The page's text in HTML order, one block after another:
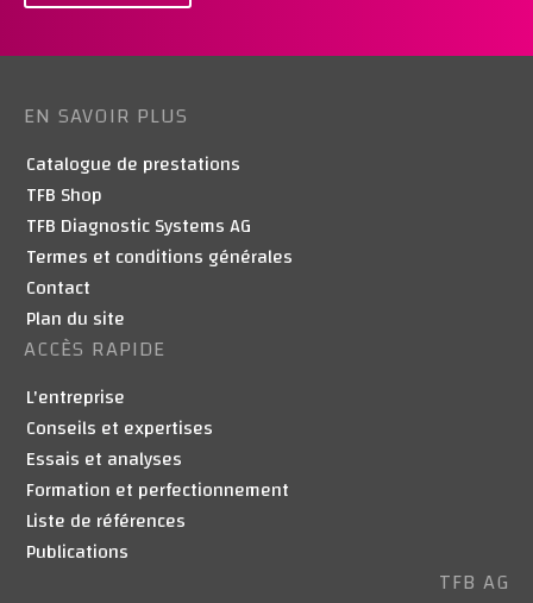
EN SAVOIR PLUS
Catalogue de prestations
TFB Shop
TFB Diagnostic Systems AG
Termes et conditions générales
Contact
Plan du site
ACCÈS RAPIDE
L'entreprise
Conseils et expertises
Essais et analyses
Formation et perfectionnement
Liste de références
Publications
TFB AG